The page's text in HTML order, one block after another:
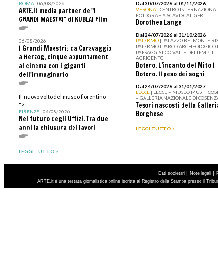
ROMA| 06/08/2026
ARTE.it media partner de "I
GRANDI MAESTRI" di KUBLAI Film
06/08/2026
I Grandi Maestri: da Caravaggio
a Herzog, cinque appuntamenti
al cinema con i giganti
dell'immaginario
Il nuovo volto del museo fiorentino
">
FIRENZE| 06/08/2026
Nel futuro degli Uffizi. Tra due
anni la chiusura dei lavori
LEGGI TUTTO >
Dal 30/07/2026 al 01/11/2026
VERONA | CENTRO
FOTOGRAFIA SCAVI SCALIGERI
Dorothea Lange
Dal 24/07/2026 al 31/10/2026
PALERMO | PALAZZO BELMONTE
PALERMO I PARCO ARCHEOLOGICO
PAESAGGISTICO VALLE DEI TEMPLI -
AGRIGENTO
Botero. L’incanto del Mito I
Botero. Il peso dei sogni
Dal 24/07/2026 al 31/01/2027
LECCE | LECCE – MUSEO MUST I
– GALLERIA NAZIONALE DI
Tesori nascosti della
Borghese
LEGGI TUTTO >
Dati societari | Note legali |
ARTE.it è una testata giornalistica online iscritta al Registro della Stampa presso il